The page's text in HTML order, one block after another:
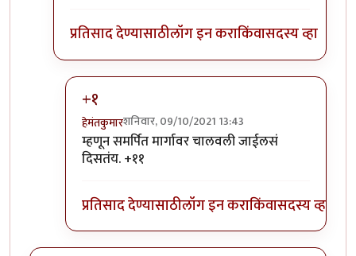
प्रतिसाद देण्यासाठीलॉग इन कराकिंवासदस्य व्हा
+१
हेमंतकुमारशनिवार, 09/10/2021 13:43
In reply toठेवायची कुठे .... ?byगामा पैलवान
म्हणून समर्पित मार्गावर चालवली जाईलसं
दिसतंय. +११
प्रतिसाद देण्यासाठीलॉग इन कराकिंवासदस्य व्हा